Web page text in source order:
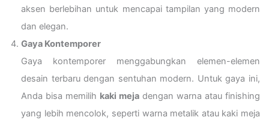
aksen berlebihan untuk mencapai tampilan yang modern
dan elegan.
Gaya Kontemporer
Gaya kontemporer menggabungkan elemen-elemen
desain terbaru dengan sentuhan modern. Untuk gaya ini,
Anda bisa memilih kaki meja dengan warna atau finishing
yang lebih mencolok, seperti warna metalik atau kaki meja